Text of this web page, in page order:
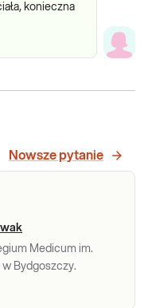
konieczna
Nowsze pytanie
Medicum im.
w Bydgoszczy.